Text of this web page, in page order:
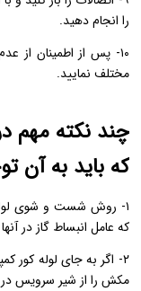
را انجام دهید.
۱۰- پس از اطمینان
مختلف نمایید.
چند نکته مهم
که باید به آن
۱- روش شست و شوی
که عامل انبساط گاز در
۲- اگر به جای لوله کور
مکش را از شیر سرویس